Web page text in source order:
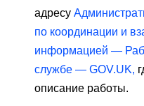
адресу
по координации и
информацией —
службе — GOV.UK,
описание работы.